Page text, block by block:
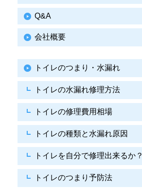
Q&A
会社概要
トイレのつまり・水漏れ
トイレの水漏れ修理方法
トイレの修理費用相場
トイレの種類と水漏れ原因
トイレを自分で修理出来るか？
トイレのつまり予防法